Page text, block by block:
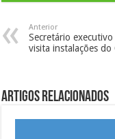
Anterior
Secretário
visita instalações do
Artigos Relacionados